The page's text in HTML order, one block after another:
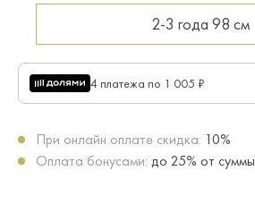
2-3 года 98 см
4 платежа по 1 005 ₽
При онлайн оплате скидка: 10%
Оплата бонусами: до 25% от суммы